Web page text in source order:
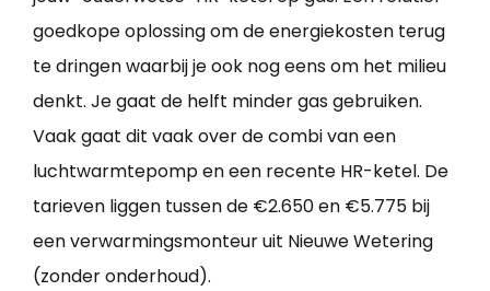
goedkope oplossing om de energiekosten terug
te dringen waarbij je ook nog eens om het milieu
denkt. Je gaat de helft minder gas gebruiken.
Vaak gaat dit vaak over de combi van een
luchtwarmtepomp en een recente HR-ketel. De
tarieven liggen tussen de €2.650 en €5.775 bij
een verwarmingsmonteur uit Nieuwe Wetering
(zonder onderhoud).